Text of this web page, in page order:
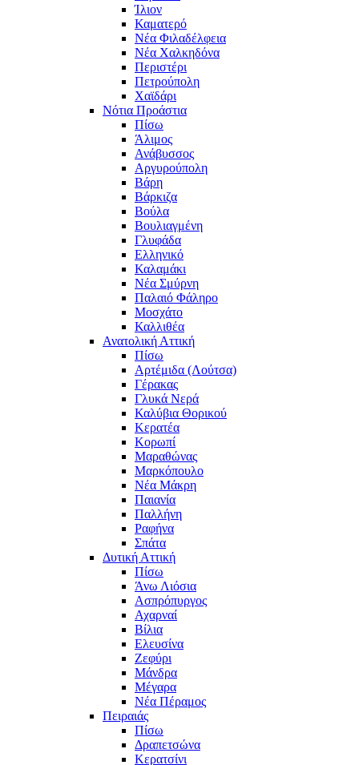
Ίλιον
Καματερό
Νέα Φιλαδέλφεια
Νέα Χαλκηδόνα
Περιστέρι
Πετρούπολη
Χαϊδάρι
Νότια Προάστια
Πίσω
Άλιμος
Ανάβυσσος
Αργυρούπολη
Βάρη
Βάρκιζα
Βούλα
Βουλιαγμένη
Γλυφάδα
Ελληνικό
Καλαμάκι
Νέα Σμύρνη
Παλαιό Φάληρο
Μοσχάτο
Καλλιθέα
Ανατολική Αττική
Πίσω
Αρτέμιδα (Λούτσα)
Γέρακας
Γλυκά Νερά
Καλύβια Θορικού
Κερατέα
Κορωπί
Μαραθώνας
Μαρκόπουλο
Νέα Μάκρη
Παιανία
Παλλήνη
Ραφήνα
Σπάτα
Δυτική Αττική
Πίσω
Άνω Λιόσια
Ασπρόπυργος
Αχαρναί
Βίλια
Ελευσίνα
Ζεφύρι
Μάνδρα
Μέγαρα
Νέα Πέραμος
Πειραιάς
Πίσω
Δραπετσώνα
Κερατσίνι